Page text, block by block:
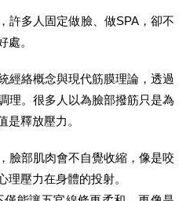
許多人固定做臉、做SPA，卻不
處。
經絡概念與現代筋膜理論，透過
理。很多人以為臉部撥筋只是為
是釋放壓力。
臉部肌肉會不自覺收縮，像是咬
理壓力在身體的投射。